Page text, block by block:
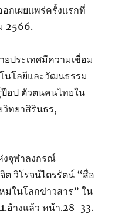
กเผยแพร่ครั้งแรกที่
2566.
ประเทศมีความเชื่อม
นโลยีและวัฒนธรรม
อป ตัวตนคนไทยใน
ทยาสิรินธร,
จุฬาลงกรณ์
ต วิโรจน์ไตรรัตน์ “สื่อ
ม่ในโลกข่าวสาร” ใน
อ้างแล้ว หน้า.28-33.